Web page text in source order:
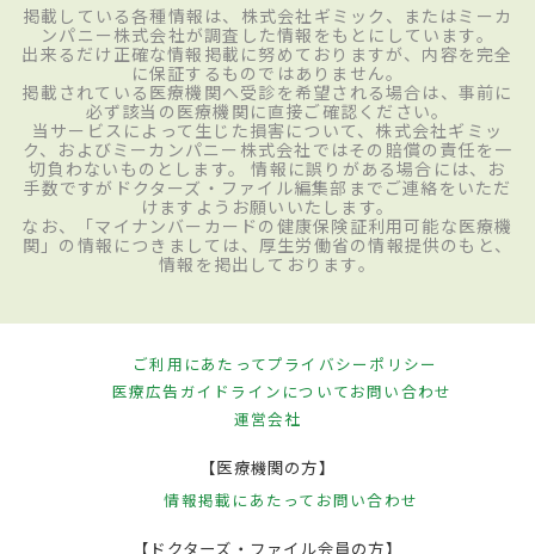
掲載している各種情報は、株式会社ギミック、またはミーカ
ンパニー株式会社が調査した情報をもとにしています。
出来るだけ正確な情報掲載に努めておりますが、内容を完全
に保証するものではありません。
掲載されている医療機関へ受診を希望される場合は、事前に
必ず該当の医療機関に直接ご確認ください。
当サービスによって生じた損害について、株式会社ギミッ
ク、およびミーカンパニー株式会社ではその賠償の責任を一
切負わないものとします。 情報に誤りがある場合には、お
手数ですがドクターズ・ファイル編集部までご連絡をいただ
けますようお願いいたします。
なお、「マイナンバーカードの健康保険証利用可能な医療機
関」の情報につきましては、厚生労働省の情報提供のもと、
情報を掲出しております。
ご利用にあたってプライバシーポリシー
医療広告ガイドラインについてお問い合わせ
運営会社
【医療機関の方】
情報掲載にあたって お問い合わせ
【ドクターズ・ファイル会員の方】